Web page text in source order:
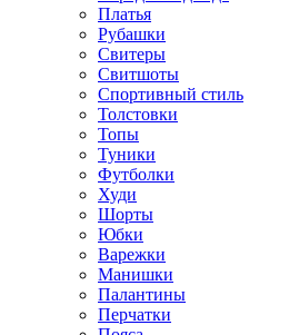
Платья
Рубашки
Свитеры
Свитшоты
Спортивный стиль
Толстовки
Топы
Туники
Футболки
Худи
Шорты
Юбки
Варежки
Манишки
Палантины
Перчатки